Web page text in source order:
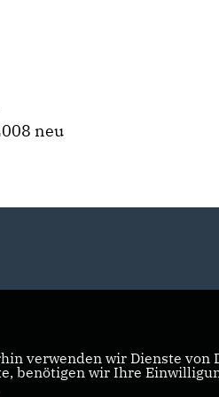
neu
verwenden wir Dienste
benötigen wir Ihre